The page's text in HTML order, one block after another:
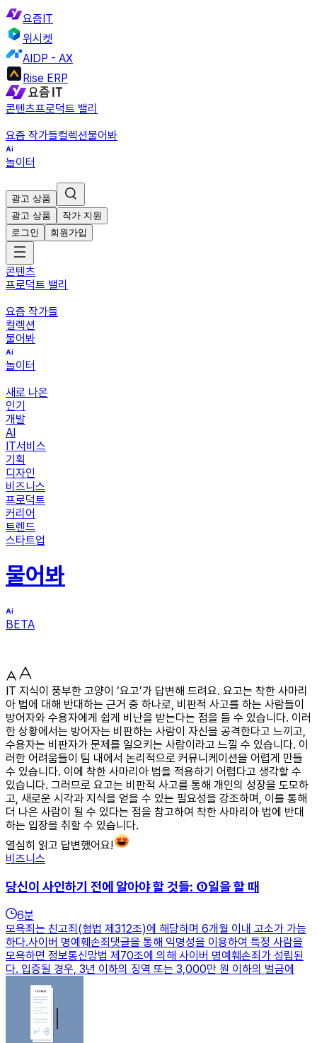
요즘IT
위시켓
AIDP - AX
Rise ERP
콘텐츠프로덕트 밸리
요즘 작가들컬렉션물어봐
놀이터
광고 상품
광고 상품
작가 지원
로그인
회원가입
콘텐츠
프로덕트 밸리
요즘 작가들
컬렉션
물어봐
놀이터
새로 나온
인기
개발
AI
IT서비스
기획
디자인
비즈니스
프로덕트
커리어
트렌드
스타트업
물어봐
BETA
IT 지식이 풍부한 고양이 ‘요고’가 답변해 드려요. 요고는 착한 사마리
아 법에 대해 반대하는 근거 중 하나로, 비판적 사고를 하는 사람들이
방어자와 수용자에게 쉽게 비난을 받는다는 점을 들 수 있습니다. 이러
한 상황에서는 방어자는 비판하는 사람이 자신을 공격한다고 느끼고,
수용자는 비판자가 문제를 일으키는 사람이라고 느낄 수 있습니다. 이
러한 어려움들이 팀 내에서 논리적으로 커뮤니케이션을 어렵게 만들
수 있습니다. 이에 착한 사마리아 법을 적용하기 어렵다고 생각할 수
있습니다. 그러므로 요고는 비판적 사고를 통해 개인의 성장을 도모하
고, 새로운 시각과 지식을 얻을 수 있는 필요성을 강조하며, 이를 통해
더 나은 사람이 될 수 있다는 점을 참고하여 착한 사마리아 법에 반대
하는 입장을 취할 수 있습니다.
열심히 읽고 답변했어요!
비즈니스
당신이 사인하기 전에 알아야 할 것들: ①일을 할 때
6분
모욕죄는 친고죄(형법 제312조)에 해당하며 6개월 이내 고소가 가능
하다.사이버 명예훼손죄댓글을 통해 익명성을 이용하여 특정 사람을
모욕하면 정보통신망법 제70조에 의해 사이버 명예훼손죄가 성립된
다. 입증될 경우, 3년 이하의 징역 또는 3,000만 원 이하의 벌금에